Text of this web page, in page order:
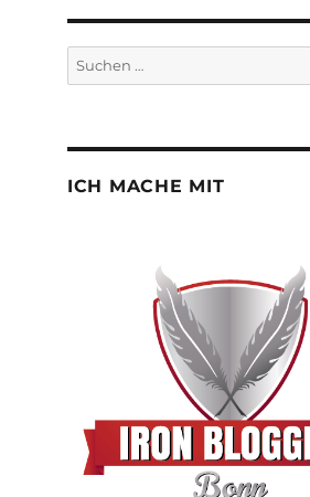
Suchen
nach:
ICH MACHE MIT